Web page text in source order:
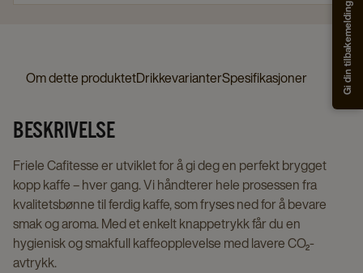
Gi din tilbakemelding
Om dette produktetDrikkevarianterSpesifikasjoner
BESKRIVELSE
Friele Cafitesse er utviklet for å gi deg en perfekt brygget
kopp kaffe – hver gang. Vi håndterer hele prosessen fra
kvalitetsbønne til ferdig kaffe, som fryses ned for å bevare
smak og aroma. Med et enkelt knappetrykk får du en
hygienisk og smakfull kaffeopplevelse med lavere CO₂-
avtrykk.